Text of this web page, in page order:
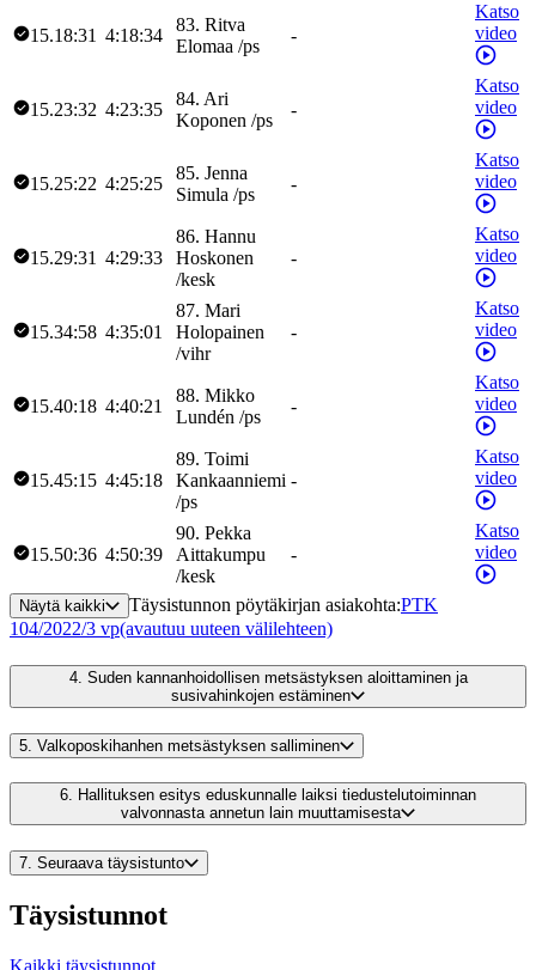
15.18:31 4:18:34
83. Ritva
Elomaa /ps
-
Katso
video
15.23:32 4:23:35
84. Ari
Koponen /ps
-
Katso
video
15.25:22 4:25:25
85. Jenna
Simula /ps
-
Katso
video
15.29:31 4:29:33
86. Hannu
Hoskonen
/kesk
-
Katso
video
15.34:58 4:35:01
87. Mari
Holopainen
/vihr
-
Katso
video
15.40:18 4:40:21
88. Mikko
Lundén /ps
-
Katso
video
15.45:15 4:45:18
89. Toimi
Kankaanniemi
/ps
-
Katso
video
15.50:36 4:50:39
90. Pekka
Aittakumpu
/kesk
-
Katso
video
Näytä kaikki Täysistunnon pöytäkirjan asiakohta:PTK
104/2022/3 vp(avautuu uuteen välilehteen)
4. Suden kannanhoidollisen metsästyksen aloittaminen ja
susivahinkojen estäminen
5. Valkoposkihanhen metsästyksen salliminen
6. Hallituksen esitys eduskunnalle laiksi tiedustelutoiminnan
valvonnasta annetun lain muuttamisesta
7. Seuraava täysistunto
Täysistunnot
Kaikki täysistunnot